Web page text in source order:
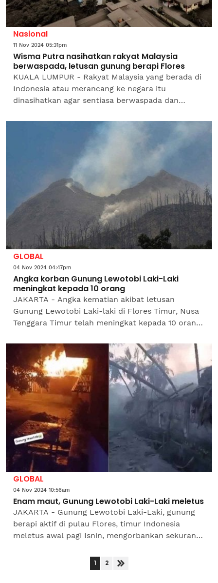
Nasional
11 Nov 2024 05:31pm
Wisma Putra nasihatkan rakyat Malaysia
berwaspada, letusan gunung berapi Flores
KUALA LUMPUR - Rakyat Malaysia yang berada di
Indonesia atau merancang ke negara itu
dinasihatkan agar sentiasa berwaspada dan
Gunung Lewotobi Laki-Laki...
GLOBAL
04 Nov 2024 04:47pm
Angka korban Gunung Lewotobi Laki-Laki
meningkat kepada 10 orang
JAKARTA - Angka kematian akibat letusan
Gunung Lewotobi Laki-laki di Flores Timur, Nusa
Tenggara Timur telah meningkat kepada 10 orang
pagi waktu...
GLOBAL
04 Nov 2024 10:56am
Enam maut, Gunung Lewotobi Laki-Laki meletus
JAKARTA - Gunung Lewotobi Laki-Laki, gunung
berapi aktif di pulau Flores, timur Indonesia
meletus awal pagi Isnin, mengorbankan sekurang-
1 2